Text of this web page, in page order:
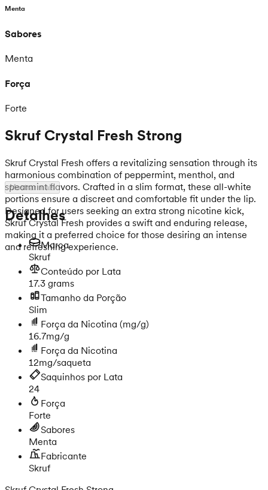
Menta
Sabores
Menta
Força
Forte
Skruf Crystal Fresh Strong
Skruf Crystal Fresh offers a revitalizing sensation through its
harmonious combination of peppermint, menthol, and
spearmint flavors. Crafted in a slim format, these all-white
portions ensure a discreet and comfortable fit under the lip.
Designed for users seeking an extra strong nicotine kick,
Skruf Crystal Fresh provides a swift and enduring release,
making it a preferred choice for those desiring an intense
and refreshing experience.
Mostrar mais
Detalhes
Marca
Skruf
Conteúdo por Lata
17.3 grams
Tamanho da Porção
Slim
Força da Nicotina (mg/g)
16.7mg/g
Força da Nicotina
12mg/saqueta
Saquinhos por Lata
24
Força
Forte
Sabores
Menta
Fabricante
Skruf